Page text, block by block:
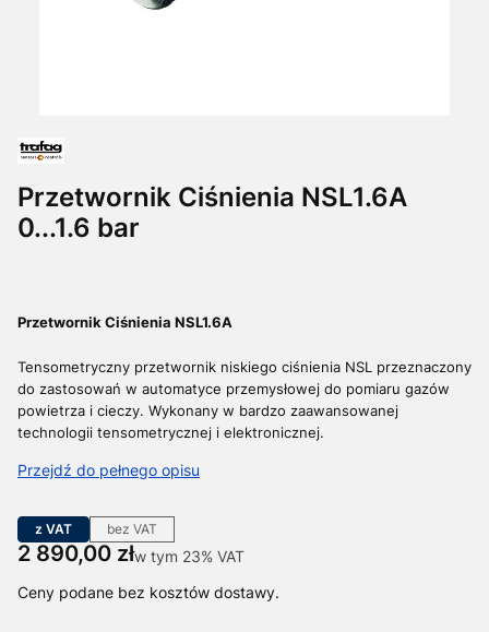
Przetwornik Ciśnienia NSL1.6A
0...1.6 bar
Przetwornik Ciśnienia NSL1.6A
Tensometryczny przetwornik niskiego ciśnienia NSL przeznaczony
do zastosowań w automatyce przemysłowej do pomiaru gazów
powietrza i cieczy. Wykonany w bardzo zaawansowanej
technologii tensometrycznej i elektronicznej.
Przejdź do pełnego opisu
z VAT bez VAT
Cena
2 890,00 złw tym 23% VAT
w tym 23% VAT
Ceny podane bez kosztów dostawy.